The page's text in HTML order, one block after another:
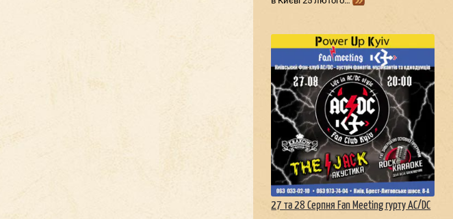
27 та 28 Серпня Fan Meeting гурту AC/DС